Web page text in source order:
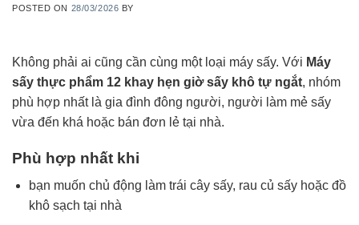
POSTED ON 28/03/2026 BY
Không phải ai cũng cần cùng một loại máy sấy. Với Máy
sấy thực phẩm 12 khay hẹn giờ sấy khô tự ngắt, nhóm
phù hợp nhất là gia đình đông người, người làm mẻ sấy
vừa đến khá hoặc bán đơn lẻ tại nhà.
Phù hợp nhất khi
bạn muốn chủ động làm trái cây sấy, rau củ sấy hoặc đồ
khô sạch tại nhà